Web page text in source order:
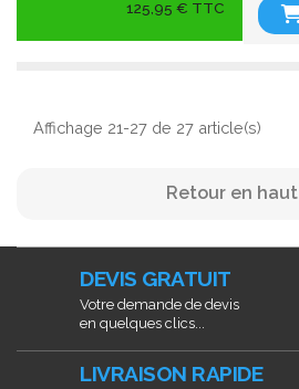
125,95 € TTC
Affichage 21-27 de 27 article(s)
Retour en haut
DEVIS GRATUIT
Votre demande de devis
en quelques clics...
LIVRAISON RAPIDE